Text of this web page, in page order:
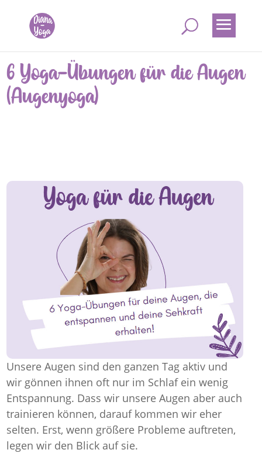
6 Yoga-Übungen für die Augen
(Augenyoga)
Unsere Augen sind den ganzen Tag aktiv und
wir gönnen ihnen oft nur im Schlaf ein wenig
Entspannung. Dass wir unsere Augen aber auch
trainieren können, darauf kommen wir eher
selten. Erst, wenn größere Probleme auftreten,
legen wir den Blick auf sie.